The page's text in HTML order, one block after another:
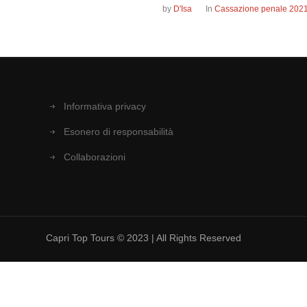
by D'Isa InCassazione penale 2021
Informativa privacy
Esonero di responsabilità
Collaborazioni
Capri Top Tours © 2023 | All Rights Reserved